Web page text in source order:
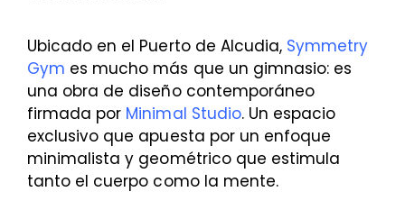
Ubicado en el Puerto de Alcudia, Symmetry
Gym es mucho más que un gimnasio: es
una obra de diseño contemporáneo
firmada por Minimal Studio. Un espacio
exclusivo que apuesta por un enfoque
minimalista y geométrico que estimula
tanto el cuerpo como la mente.